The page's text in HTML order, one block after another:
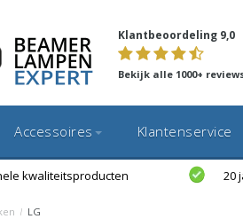
Klantbeoordeling 9,0
Bekijk alle 1000+
Accessoires Klantenservice
kwaliteitsproducten 20
/ LG